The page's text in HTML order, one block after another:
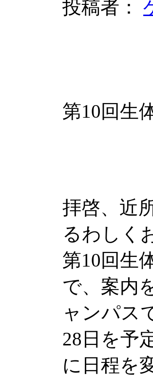
投稿者：
第10回生
拝啓、近
るわしく
第10回生
で、案内
ャンパス
28日を予
に日程を